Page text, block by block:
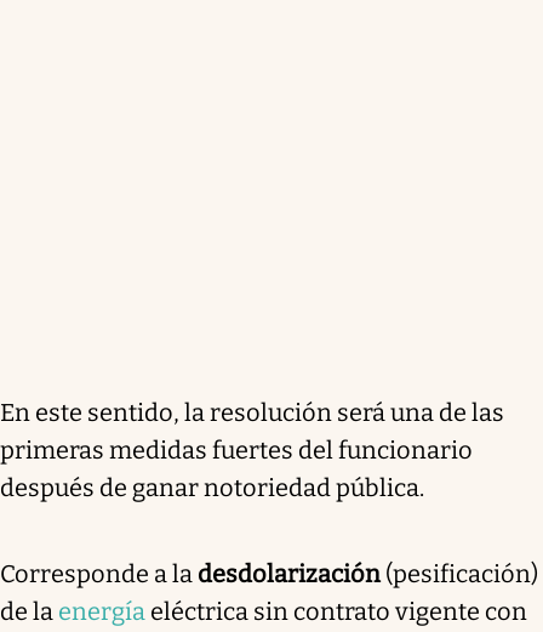
En este sentido, la resolución será una de las
primeras medidas fuertes del funcionario
después de ganar notoriedad pública.
Corresponde a la desdolarización(pesificación)
de la energía eléctrica sin contrato vigente con